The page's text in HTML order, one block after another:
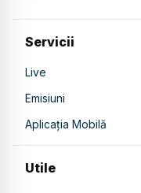
Servicii
Live
Emisiuni
Aplicația Mobilă
Utile